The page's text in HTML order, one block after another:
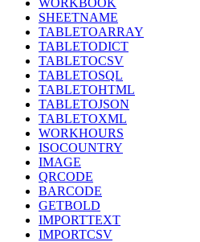
WORKBOOK
SHEETNAME
TABLETOARRAY
TABLETODICT
TABLETOCSV
TABLETOSQL
TABLETOHTML
TABLETOJSON
TABLETOXML
WORKHOURS
ISOCOUNTRY
IMAGE
QRCODE
BARCODE
GETBOLD
IMPORTTEXT
IMPORTCSV